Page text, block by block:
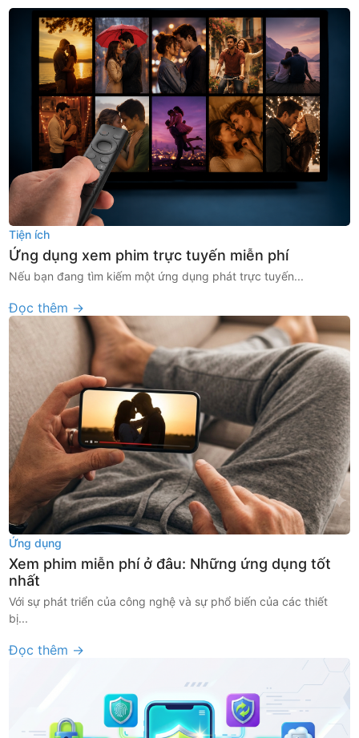
Tiện ích
Ứng dụng xem phim trực tuyến miễn phí
Nếu bạn đang tìm kiếm một ứng dụng phát trực tuyến...
Đọc thêm →
Ứng dụng
Xem phim miễn phí ở đâu: Những ứng dụng tốt
nhất
Với sự phát triển của công nghệ và sự phổ biến của các thiết
bị...
Đọc thêm →